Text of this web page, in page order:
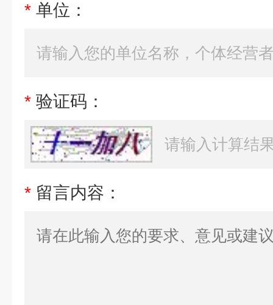
* 单位：
* 验证码：
* 留言内容：